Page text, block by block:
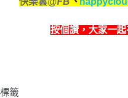
按個讚， 大家一
標籤